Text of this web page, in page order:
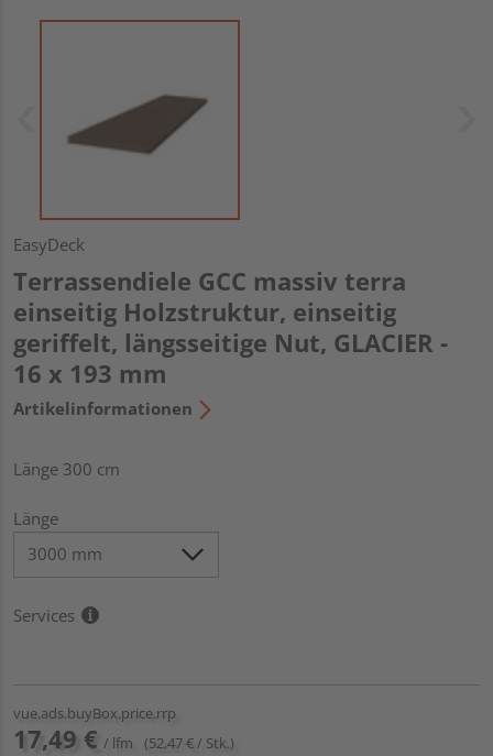
EasyDeck
Terrassendiele GCC massiv terra
einseitig Holzstruktur, einseitig
geriffelt, längsseitige Nut, GLACIER -
16 x 193 mm
Artikelinformationen
Länge 300 cm
Länge
Services
vue.ads.buyBox.price.rrp
17,49 € / lfm (52,47 € / Stk.)